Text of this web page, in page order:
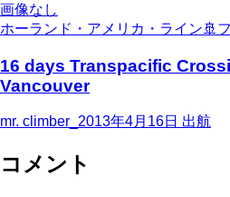
画像なし
ホーランド・アメリカ・ライン 🚢
16 days Transpacific
Vancouver
mr. climber_ 2013年4月16日 出航
コメント